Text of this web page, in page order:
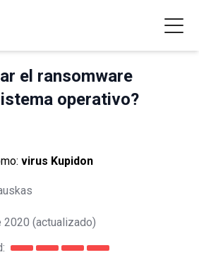
el ransomware
operativo?
virus Kupidon
2020 (actualizado)